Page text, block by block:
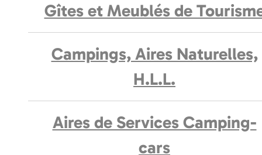
Gîtes et Meublés de
Campings, Aires Naturelles,
H.L.L.
Aires de Services Camping-
cars